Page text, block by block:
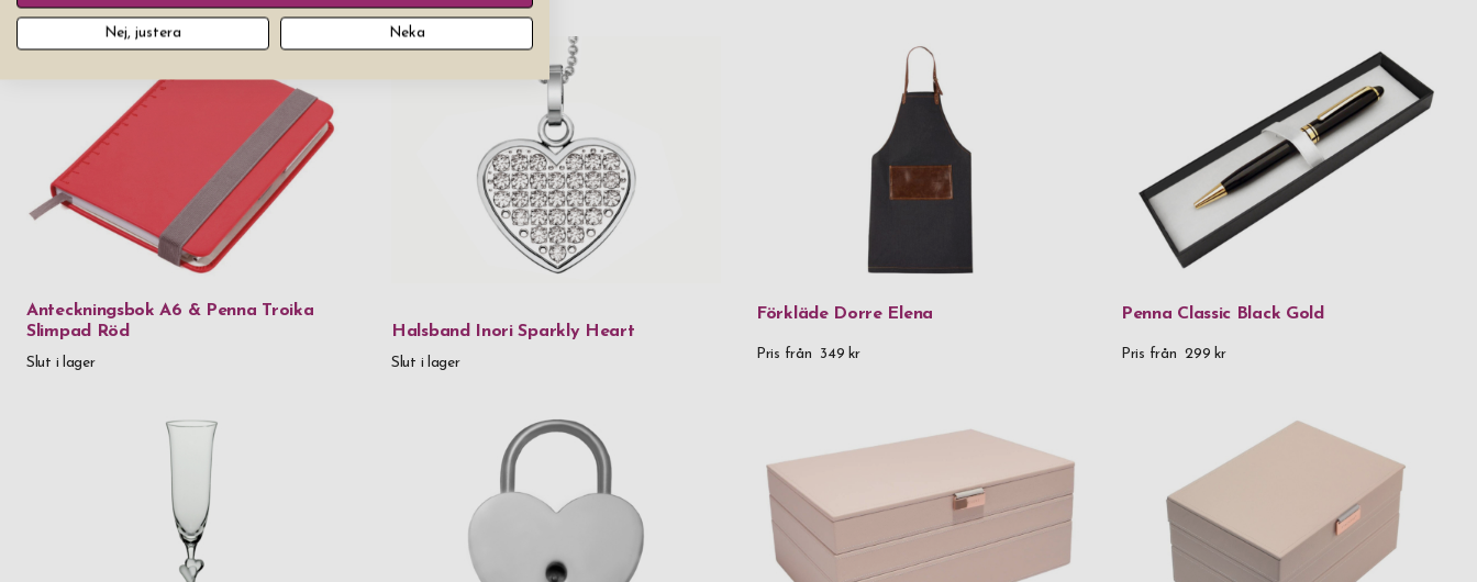
Pris
999,99 kr
1 000 kr
-
Dam
Anteckningsbok A6 & Penna Troika
Slimpad Röd
Slut i lager
Halsband Inori Sparkly Heart
Slut i lager
Förkläde Dorre Elena
Pris från 349 kr
Penna Classic Black Gold
Pris från 299 kr
Nej, justera Neka